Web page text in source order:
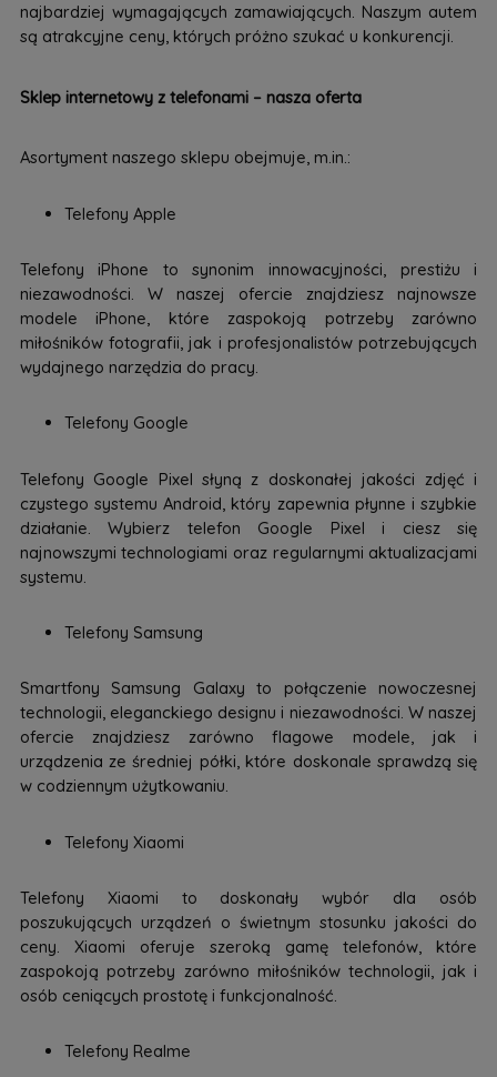
najbardziej wymagających zamawiających. Naszym autem
są atrakcyjne ceny, których próżno szukać u konkurencji.
Sklep internetowy z telefonami – nasza oferta
Asortyment naszego sklepu obejmuje, m.in.:
Telefony Apple
Telefony iPhone to synonim innowacyjności, prestiżu i
niezawodności. W naszej ofercie znajdziesz najnowsze
modele iPhone, które zaspokoją potrzeby zarówno
miłośników fotografii, jak i profesjonalistów potrzebujących
wydajnego narzędzia do pracy.
Telefony Google
Telefony Google Pixel słyną z doskonałej jakości zdjęć i
czystego systemu Android, który zapewnia płynne i szybkie
działanie. Wybierz telefon Google Pixel i ciesz się
najnowszymi technologiami oraz regularnymi aktualizacjami
systemu.
Telefony Samsung
Smartfony Samsung Galaxy to połączenie nowoczesnej
technologii, eleganckiego designu i niezawodności. W naszej
ofercie znajdziesz zarówno flagowe modele, jak i
urządzenia ze średniej półki, które doskonale sprawdzą się
w codziennym użytkowaniu.
Telefony Xiaomi
Telefony Xiaomi to doskonały wybór dla osób
poszukujących urządzeń o świetnym stosunku jakości do
ceny. Xiaomi oferuje szeroką gamę telefonów, które
zaspokoją potrzeby zarówno miłośników technologii, jak i
osób ceniących prostotę i funkcjonalność.
Telefony Realme